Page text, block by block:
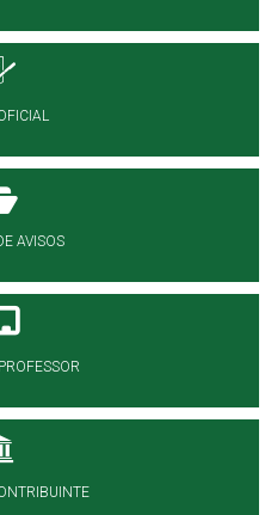
AVISOS